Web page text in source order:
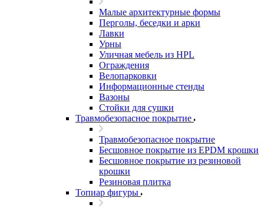
Малые архитектурные формы
Перголы, беседки и арки
Лавки
Урны
Уличная мебель из HPL
Ограждения
Велопарковки
Информационные стенды
Вазоны
Стойки для сушки
Травмобезопасное покрытие
Травмобезопасное покрытие
Бесшовное покрытие из EPDM крошки
Бесшовное покрытие из резиновой
крошки
Резиновая плитка
Топиар фигуры